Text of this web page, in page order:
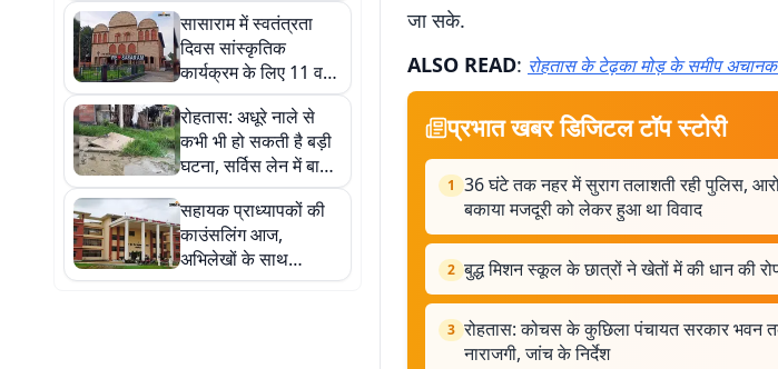
गिरफ्तार; 36 घंटे बाद
नहर से मिला शव
सासाराम में स्वतंत्रता
दिवस सांस्कृतिक
कार्यक्रम के लिए 11 व
12 अगस्त को होगा
ऑडिशन
रोहतास: अधूरे नाले से
कभी भी हो सकती है बड़ी
घटना, सर्विस लेन में बाहर
निकले सरिये बढ़ा रहे
हादसों का खतरा
सहायक प्राध्यापकों की
काउंसलिंग आज,
अभिलेखों के साथ
उपस्थित रहने का निर्देश
जा सके.
ALSO READ: रोहतास के टेढ़का मोड़ के समीप
प्रभात खबर डिजिटल टॉप स्टोरी
1 36 घंटे तक नहर में सुराग तलाशती रही पुलिस,
बकाया मजदूरी को लेकर हुआ था विवाद
2 बुद्ध मिशन स्कूल के छात्रों ने खेतों में की धान की
3 रोहतास: कोचस के कुछिला पंचायत सरकार भवन तक
नाराजगी, जांच के निर्देश